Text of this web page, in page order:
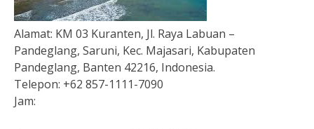
Alamat: KM 03 Kuranten, Jl. Raya Labuan –
Pandeglang, Saruni, Kec. Majasari, Kabupaten
Pandeglang, Banten 42216, Indonesia.
Telepon: +62 857-1111-7090
Jam: